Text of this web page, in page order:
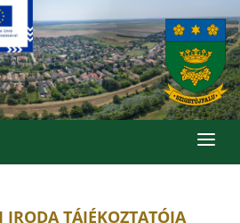
a
TÁJÉKOZTATÓJA